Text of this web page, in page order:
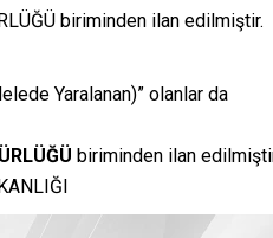
biriminden ilan edilmiştir.
Yaralanan)” olanlar da
biriminden ilan